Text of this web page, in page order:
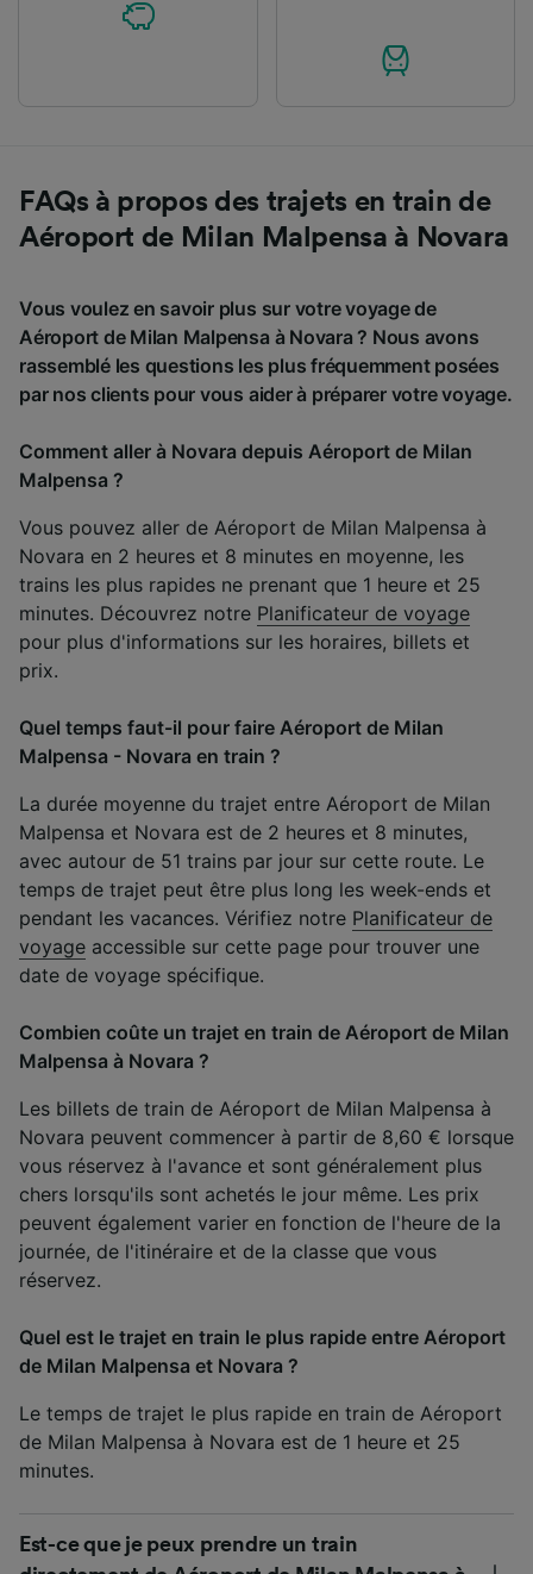
FAQs à propos des trajets en train de
Aéroport de Milan Malpensa à Novara
Vous voulez en savoir plus sur votre voyage de
Aéroport de Milan Malpensa à Novara ? Nous avons
rassemblé les questions les plus fréquemment posées
par nos clients pour vous aider à préparer votre voyage.
Comment aller à Novara depuis Aéroport de Milan
Malpensa ?
Vous pouvez aller de Aéroport de Milan Malpensa à
Novara en 2 heures et 8 minutes en moyenne, les
trains les plus rapides ne prenant que 1 heure et 25
minutes. Découvrez notre Planificateur de voyage
pour plus d'informations sur les horaires, billets et
prix.
Quel temps faut-il pour faire Aéroport de Milan
Malpensa - Novara en train ?
La durée moyenne du trajet entre Aéroport de Milan
Malpensa et Novara est de 2 heures et 8 minutes,
avec autour de 51 trains par jour sur cette route. Le
temps de trajet peut être plus long les week-ends et
pendant les vacances. Vérifiez notre Planificateur de
voyage accessible sur cette page pour trouver une
date de voyage spécifique.
Combien coûte un trajet en train de Aéroport de Milan
Malpensa à Novara ?
Les billets de train de Aéroport de Milan Malpensa à
Novara peuvent commencer à partir de 8,60 € lorsque
vous réservez à l'avance et sont généralement plus
chers lorsqu'ils sont achetés le jour même. Les prix
peuvent également varier en fonction de l'heure de la
journée, de l'itinéraire et de la classe que vous
réservez.
Quel est le trajet en train le plus rapide entre Aéroport
de Milan Malpensa et Novara ?
Le temps de trajet le plus rapide en train de Aéroport
de Milan Malpensa à Novara est de 1 heure et 25
minutes.
Est-ce que je peux prendre un train